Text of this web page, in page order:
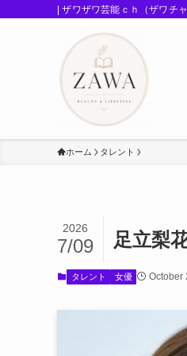
| ザワザワ芸能ｃｈ（ザワチャ
ホーム タレント
足立梨
2026
7/09
タレント 女優 October